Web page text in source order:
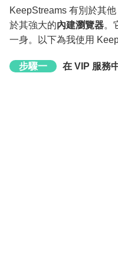
KeepStreams 有別於其
於其強大的內建瀏覽器。
一身。以下為我使用
步驟一 在 VIP 服務